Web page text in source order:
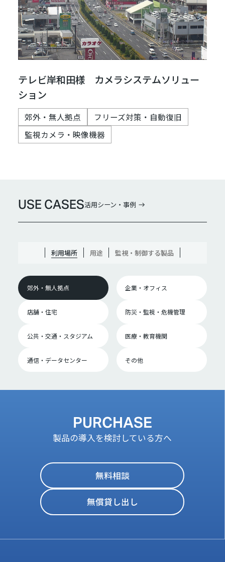
テレビ岸和田様 カメラシステムソリュー
ション
郊外・無人拠点
フリーズ対策・自動復旧
監視カメラ・映像機器
USE CASES活用シーン・事例
利用場所 用途 監視・制御する製品
郊外・無人拠点 企業・オフィス
店舗・住宅 防災・監視・危機管理
公共・交通・スタジアム 医療・教育機関
通信・データセンター その他
PURCHASE
製品の導入を検討している方へ
無料相談
無償貸し出し